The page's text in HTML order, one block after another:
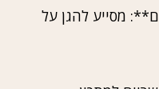
מסייע להגן על